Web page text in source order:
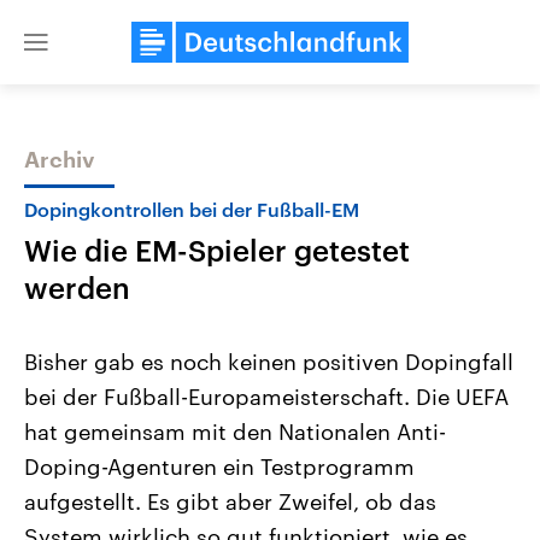
Close
Themen
Landtagswahl Sachsen-Anhalt
2026
Alle Informationen
Sachsen-Anhalt wählt am 6.
September 2026 einen neuen
Landtag. Seit 2021 wird das
Bundesland von einer Koalition aus
Aktuelle Beiträge,
Wirtschaftlich und
gehören die Vereinigten
den mächtigsten Ländern
mit großem Einfluss auf
Archiv
Dopingkontrollen bei der Fußball-EM
Wie die EM-Spieler getestet
werden
Bisher gab es noch keinen positiven Dopingfall
bei der Fußball-Europameisterschaft. Die UEFA
hat gemeinsam mit den Nationalen Anti-
Doping-Agenturen ein Testprogramm
aufgestellt. Es gibt aber Zweifel, ob das